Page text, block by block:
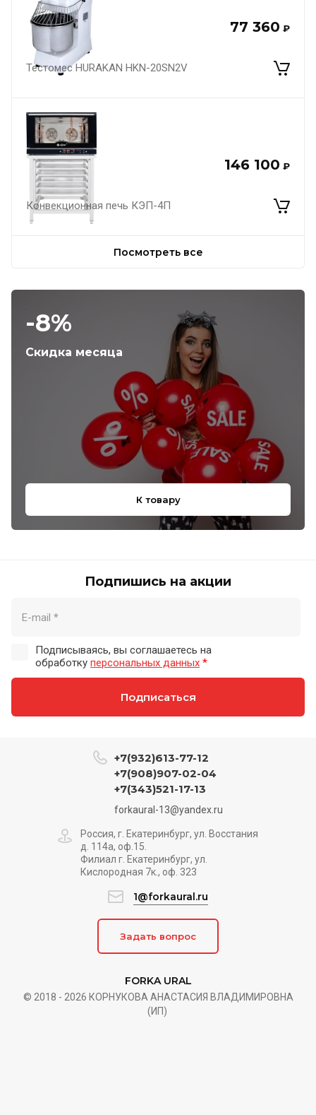
77 360 ₽
Тестомес HURAKAN HKN-20SN2V
146 100 ₽
Конвекционная печь КЭП-4П
Посмотреть все
-8%
Скидка месяца
К товару
Подпишись на акции
Подписываясь, вы соглашаетесь на
обработку персональных данных *
Подписаться
FORKA URAL
© 2018 - 2026 КОРНУКОВА АНАСТАСИЯ ВЛАДИМИРОВНА
(ИП)
+7(932)613-77-12
+7(908)907-02-04
+7(343)521-17-13
forkaural-13@yandex.ru
Россия, г. Екатеринбург, ул. Восстания
д. 114а, оф.15.
Филиал г. Екатеринбург, ул.
Кислородная 7к., оф. 323
1@forkaural.ru
Задать вопрос